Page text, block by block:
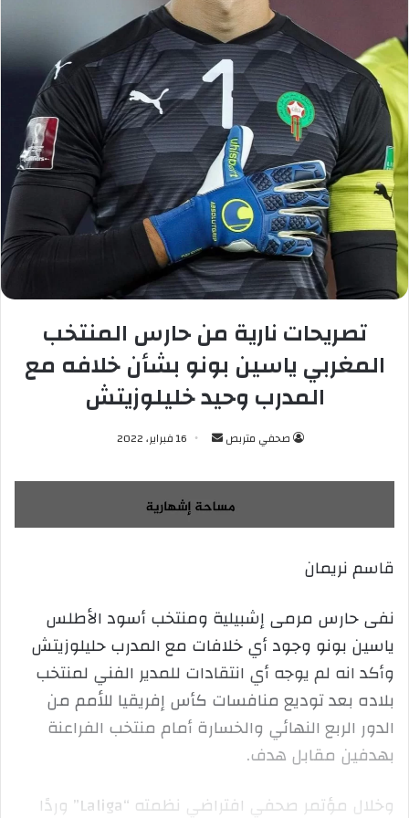
تصريحات نارية من حارس المنتخب
المغربي ياسين بونو بشأن خلافه مع
المدرب وحيد خليلوزيتش
صحفي متربص
س
ل
ب
إ
ل
ك
ر
و
ا
16 فبراير، 2022
قاسم نريمان
نفى حارس مرمى إشبيلية ومنتخب أسود الأطلس
ياسين بونو وجود أي خلافات مع المدرب حليلوزيتش
وأكد انه لم يوجه أي انتقادات للمدير الفني لمنتخب
بلاده بعد توديع منافسات كأس إفريقيا للأمم من
الدور الربع النهائي والخسارة أمام منتخب الفراعنة
بهدفين مقابل هدف.
وخلال مؤتمر صحفي افتراضي نظمته “Laliga” وردًا